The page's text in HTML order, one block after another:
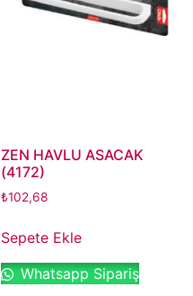
ZEN HAVLU ASACAK
(4172)
₺102,68
Sepete Ekle
Whatsapp Sipariş